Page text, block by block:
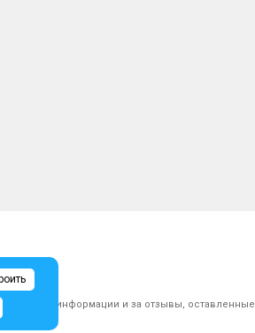
информации и за отзывы, оставленные